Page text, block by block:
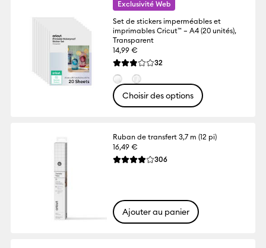
Exclusivité Web
Set de stickers imperméables et
imprimables Cricut™ – A4 (20 unités),
Transparent
14,99 €
La note moyenne de ce produit est 2.8
32
Choisir des options
Ruban de transfert 3,7 m (12 pi)
16,49 €
La note moyenne de ce produit est 3.9
306Reviews
Ajouter au panier